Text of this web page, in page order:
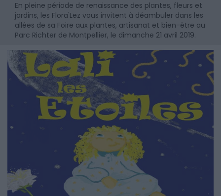
En pleine période de renaissance des plantes, fleurs et
jardins, les Flora'Lez vous invitent à déambuler dans les
allées de sa Foire aux plantes, artisanat et bien-être au
Parc Richter de Montpellier, le dimanche 21 avril 2019.